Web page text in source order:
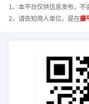
1、本平台仅供信息发布，不
2、请告知用人单位，是在康